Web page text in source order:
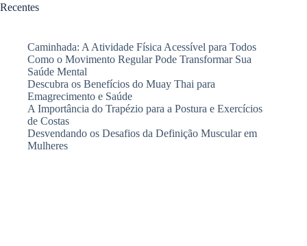
Recentes
Caminhada: A Atividade Física Acessível para Todos
Como o Movimento Regular Pode Transformar Sua
Saúde Mental
Descubra os Benefícios do Muay Thai para
Emagrecimento e Saúde
A Importância do Trapézio para a Postura e Exercícios
de Costas
Desvendando os Desafios da Definição Muscular em
Mulheres